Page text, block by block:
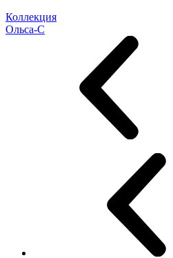
Коллекция
Ольса-С